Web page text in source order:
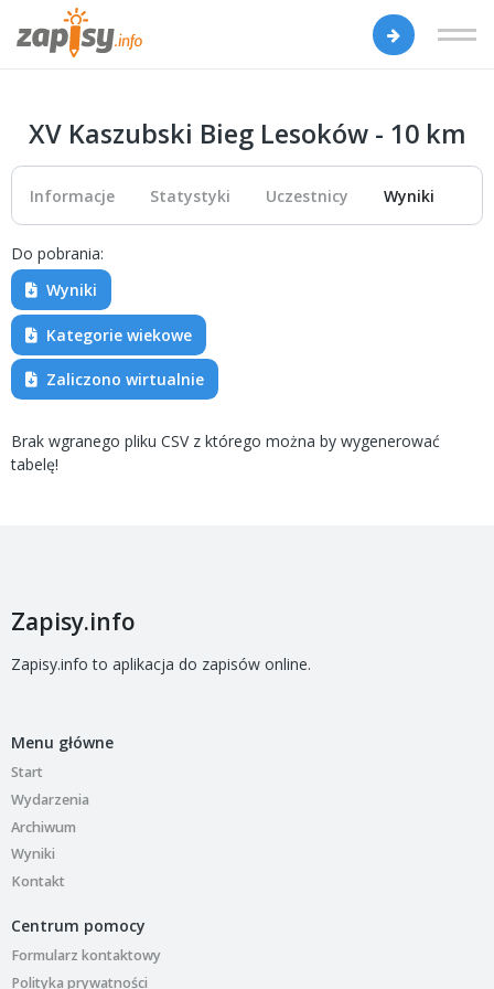
XV Kaszubski Bieg Lesoków - 10 km
Informacje Statystyki Uczestnicy Wyniki
Do pobrania:
Wyniki
Kategorie wiekowe
Zaliczono wirtualnie
Brak wgranego pliku CSV z którego można by wygenerować
tabelę!
Zapisy.info
Zapisy.info to aplikacja do zapisów online.
Menu główne
Start
Wydarzenia
Archiwum
Wyniki
Kontakt
Centrum pomocy
Formularz kontaktowy
Polityka prywatności